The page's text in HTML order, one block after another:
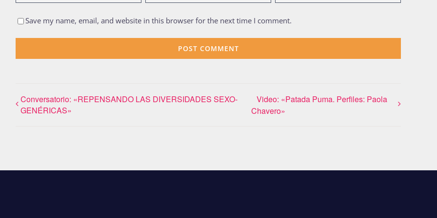
Save my name, email, and website in this browser for the next time I comment.
Conversatorio: «REPENSANDO LAS DIVERSIDADES SEXO-
GENÉRICAS»
Video: «Patada Puma. Perfiles: Paola
Chavero»